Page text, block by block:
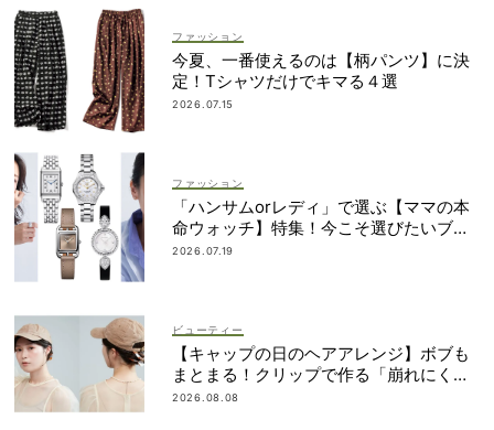
ファッション
今夏、一番使えるのは【柄パンツ】に決
定！Tシャツだけでキマる４選
2026.07.15
ファッション
「ハンサムorレディ」で選ぶ【ママの本
命ウォッチ】特集！今こそ選びたいブラ
ンド19選
2026.07.19
ビューティー
【キャップの日のヘアアレンジ】ボブも
まとまる！クリップで作る「崩れにくい
まとめ髪」
2026.08.08